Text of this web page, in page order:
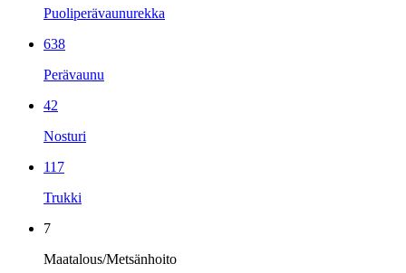
Puoliperävaunurekka
638
Perävaunu
42
Nosturi
117
Trukki
7
Maatalous/Metsänhoito